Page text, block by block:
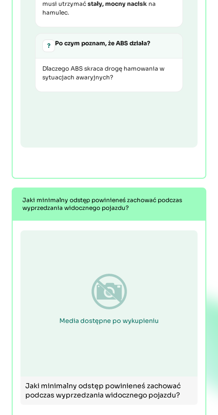
musi utrzymać stały, mocny nacisk na
hamulec.
? Po czym poznam, że ABS działa?
Dlaczego ABS skraca drogę hamowania w
sytuacjach awaryjnych?
Jaki minimalny odstęp powinieneś zachować podczas
wyprzedzania widocznego pojazdu?
Media dostępne po wykupieniu
Jaki minimalny odstęp powinieneś zachować
podczas wyprzedzania widocznego pojazdu?